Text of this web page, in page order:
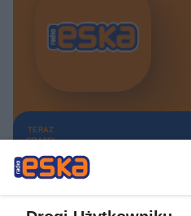
TERAZ
GRAMY